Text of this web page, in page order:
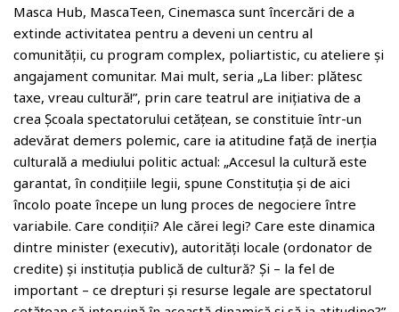
Masca Hub, MascaTeen, Cinemasca sunt încercări de a
extinde activitatea pentru a deveni un centru al
comunității, cu program complex, poliartistic, cu ateliere și
angajament comunitar. Mai mult, seria „La liber: plătesc
taxe, vreau cultură!”, prin care teatrul are inițiativa de a
crea Școala spectatorului cetățean, se constituie într-un
adevărat demers polemic, care ia atitudine față de inerția
culturală a mediului politic actual: „Accesul la cultură este
garantat, în condițiile legii, spune Constituția și de aici
încolo poate începe un lung proces de negociere între
variabile. Care condiții? Ale cărei legi? Care este dinamica
dintre minister (executiv), autorități locale (ordonator de
credite) și instituția publică de cultură? Și – la fel de
important – ce drepturi și resurse legale are spectatorul